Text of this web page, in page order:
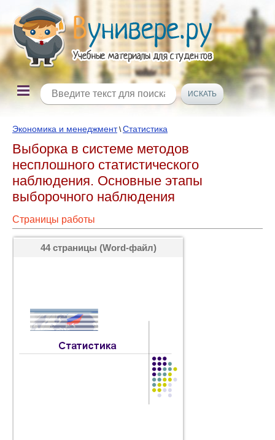
Экономика и менеджмент\Статистика
Выборка в системе методов
несплошного статистического
наблюдения. Основные этапы
выборочного наблюдения
Страницы работы
44 страницы (Word-файл)